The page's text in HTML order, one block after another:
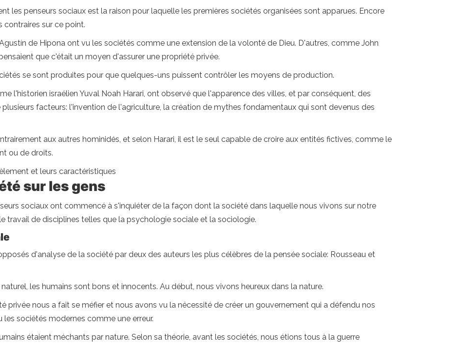
les penseurs sociaux est la raison pour laquelle les premières sociétés organisées sont apparues. Encore
contraires sur ce point.
de Hipona ont vu les sociétés comme une extension de la volonté de Dieu. D'autres, comme John
que c'était un moyen d'assurer une propriété privée.
se sont produites pour que quelques-uns puissent contrôler les moyens de production.
l'historien israélien Yuval Noah Harari, ont observé que l'apparence des villes, et par conséquent, des
facteurs: l'invention de l'agriculture, la création de mythes fondamentaux qui sont devenus des
aux autres hominidés, et selon Harari, il est le seul capable de croire aux entités fictives, comme le
ou de droits.
et leurs caractéristiques
sur les gens
sociaux ont commencé à s'inquiéter de la façon dont la société dans laquelle nous vivons sur notre
travail de disciplines telles que la psychologie sociale et la sociologie.
d'analyse de la société par deux des auteurs les plus célèbres de la pensée sociale: Rousseau et
les humains sont bons et innocents. Au début, nous vivons heureux dans la nature.
privée nous a fait se méfier et nous avons vu la nécessité de créer un gouvernement qui a défendu nos
les sociétés modernes comme une erreur.
étaient méchants par nature. Selon sa théorie, avant les sociétés, nous étions tous à la guerre